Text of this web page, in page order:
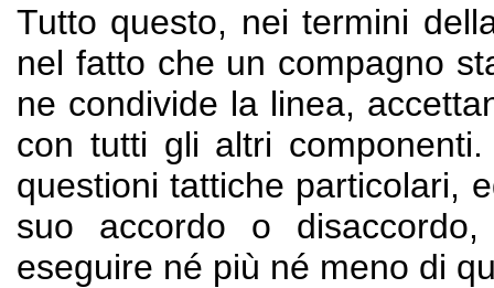
Tutto questo, nei termini
nel fatto che un compagno
ne condivide la linea,
con tutti gli altri
questioni tattiche particolari,
suo accordo o
eseguire né più né meno di